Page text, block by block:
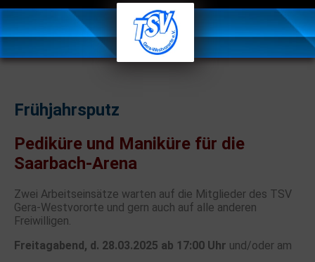
Frühjahrsputz
Pediküre und Maniküre für die
Saarbach-Arena
Zwei Arbeitseinsätze warten auf die Mitglieder des TSV
Gera-Westvororte und gern auch auf alle anderen
Freiwilligen.
Freitagabend, d. 28.03.2025 ab 17:00 Uhr und/oder am